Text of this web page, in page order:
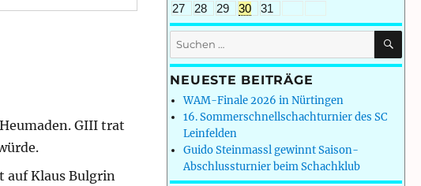
GIII trat
auf Klaus Bulgrin
27
28 29 30 31
Suchen
nach:
NEUESTE BEITRÄGE
WAM-Finale 2026 in Nürtingen
16. Sommerschnellschachturnier des SC
Leinfelden
Guido Steinmassl gewinnt Saison-
Abschlussturnier beim Schachklub